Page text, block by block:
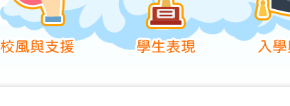
校風與支援 學生表現 入